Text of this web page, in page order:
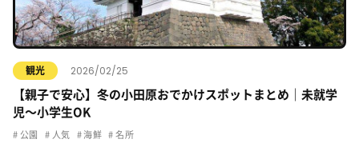
観光 2026/02/25
【親子で安心】冬の小田原おでかけスポットまとめ｜未就学
児〜小学生OK
公園 人気 海鮮 名所